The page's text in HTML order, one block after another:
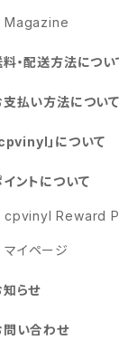
Magazine
・配送方法につい
支払い方法について
cpvinyl」について
イントについて
cpvinyl Reward
マイページ
知らせ
問い合わせ